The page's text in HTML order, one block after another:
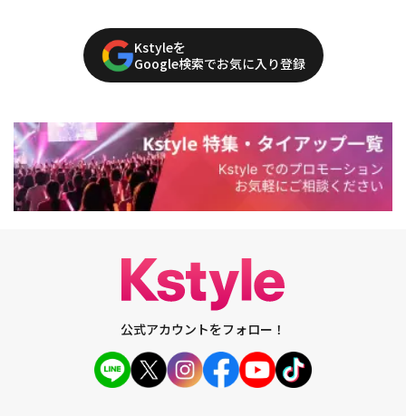
Kstyleを
Google検索でお気に入り登録
公式アカウントをフォロー！